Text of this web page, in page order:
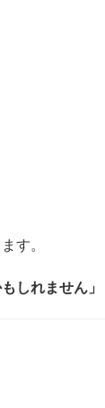
す。
しれません」